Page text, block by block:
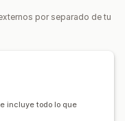
por separado de tu
incluye todo lo que